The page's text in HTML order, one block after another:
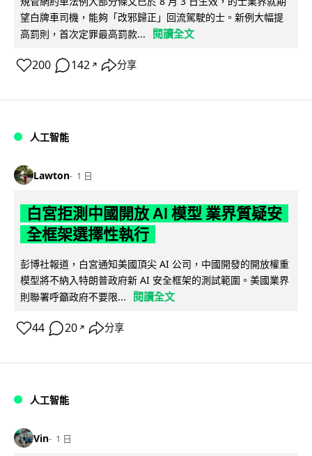
望白牌車司機，能夠「改邪歸正」回流駕駛的士。新例大幅提
高罰則，首次定罪最高罰款...
閱讀全文
200 142 ↗ 分享
人工智能
Lawton 1 日
白宮拒測中國開放 AI 模型 業界質疑安
全框架選擇性執行
彭博社報道，白宮通知美國頂尖 AI 公司，中國開發的開放權重
模型將不納入特朗普政府新 AI 安全框架的測試範圍。美國業界
則聯署呼籲政府不要限...
閱讀全文
44 20 ↗ 分享
人工智能
Vin 1 日